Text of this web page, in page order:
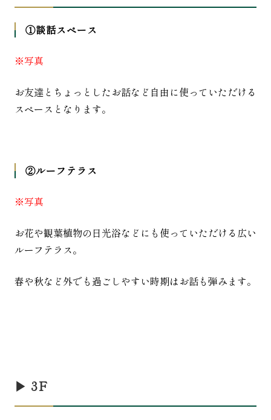
①談話スペース
※写真
お友達とちょっとしたお話など自由に使っていただける
スペースとなります。
②ルーフテラス
※写真
お花や観葉植物の日光浴などにも使っていただける広い
ルーフテラス。
春や秋など外でも過ごしやすい時期はお話も弾みます。
▶︎ 3F